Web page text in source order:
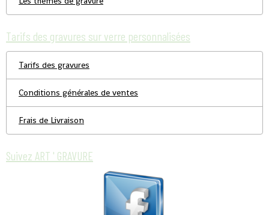
Tarifs des gravures sur verre personnalisées
Tarifs des gravures
Conditions générales de ventes
Frais de Livraison
Suivez ART ' GRAVURE